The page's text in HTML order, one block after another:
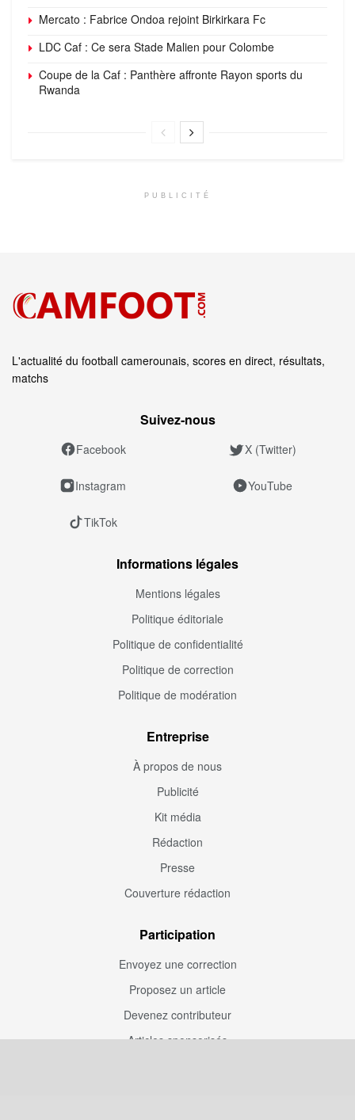
Mercato : Fabrice Ondoa rejoint Birkirkara Fc
LDC Caf : Ce sera Stade Malien pour Colombe
Coupe de la Caf : Panthère affronte Rayon sports du
Rwanda
PUBLICITÉ
L'actualité du football camerounais, scores en direct, résultats,
matchs
Suivez‑nous
Facebook X (Twitter)
Instagram YouTube
TikTok
Informations légales
Mentions légales
Politique éditoriale
Politique de confidentialité
Politique de correction
Politique de modération
Entreprise
À propos de nous
Publicité
Kit média
Rédaction
Presse
Couverture rédaction
Participation
Envoyez une correction
Proposez un article
Devenez contributeur
Articles sponsorisés